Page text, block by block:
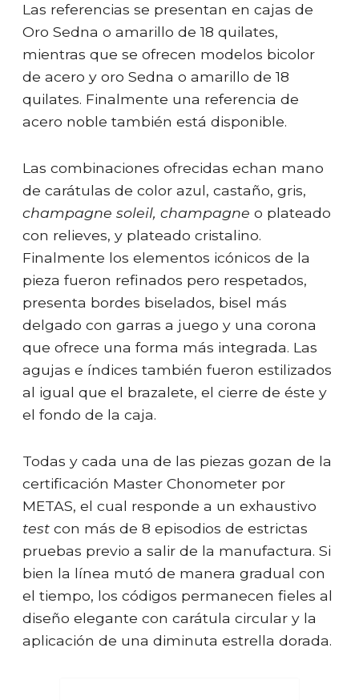
Las referencias se presentan en cajas de
Oro Sedna o amarillo de 18 quilates,
mientras que se ofrecen modelos bicolor
de acero y oro Sedna o amarillo de 18
quilates. Finalmente una referencia de
acero noble también está disponible.
Las combinaciones ofrecidas echan mano
de carátulas de color azul, castaño, gris,
champagne soleil, champagne o plateado
con relieves, y plateado cristalino.
Finalmente los elementos icónicos de la
pieza fueron refinados pero respetados,
presenta bordes biselados, bisel más
delgado con garras a juego y una corona
que ofrece una forma más integrada. Las
agujas e índices también fueron estilizados
al igual que el brazalete, el cierre de éste y
el fondo de la caja.
Todas y cada una de las piezas gozan de la
certificación Master Chonometer por
METAS, el cual responde a un exhaustivo
test con más de 8 episodios de estrictas
pruebas previo a salir de la manufactura. Si
bien la línea mutó de manera gradual con
el tiempo, los códigos permanecen fieles al
diseño elegante con carátula circular y la
aplicación de una diminuta estrella dorada.